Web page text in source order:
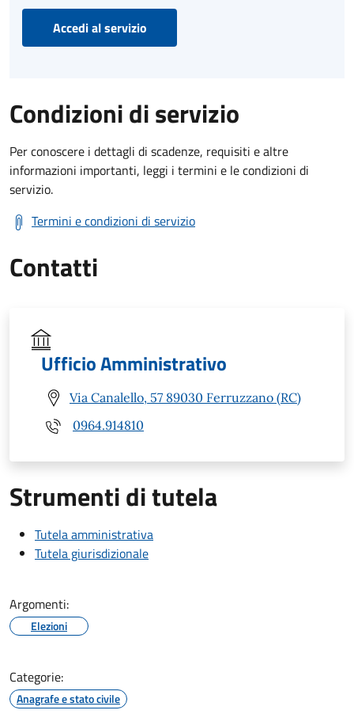
Accedi al servizio
Condizioni di servizio
Per conoscere i dettagli di scadenze, requisiti e altre
informazioni importanti, leggi i termini e le condizioni di
servizio.
Termini e condizioni di servizio
Contatti
Ufficio Amministrativo
Via Canalello, 57 89030 Ferruzzano (RC)
0964.914810
Strumenti di tutela
Tutela amministrativa
Tutela giurisdizionale
Argomenti:
Elezioni
Categorie:
Anagrafe e stato civile